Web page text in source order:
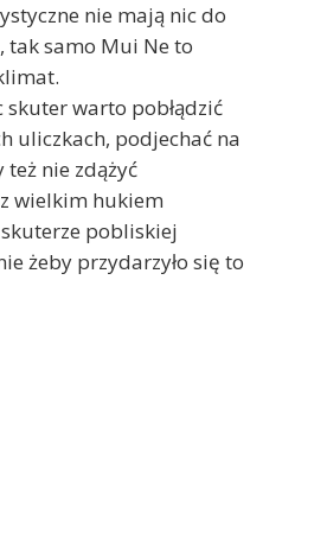
nie mają nic do
tak samo Mui Ne to
skuter warto pobłądzić
uliczkach, podjechać na
nie zdążyć
wielkim hukiem
pobliskiej
żeby przydarzyło się to